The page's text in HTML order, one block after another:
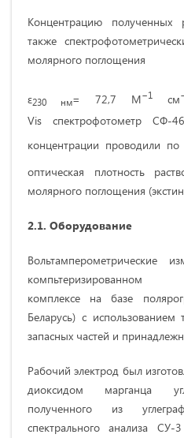
Концентрацию полученных
также
молярного поглощения
ε230 нм= 72,7 М−1 см
Vis спектрофотометр
концентрации проводили
оптическая плотность
молярного поглощения
2.1. Оборудование
Вольтамперометрические
компьтеризированном
комплексе на базе
Беларусь) с использованием
запасных частей и
Рабочий электрод был
диоксидом марганца
полученного из
спектрального анализа